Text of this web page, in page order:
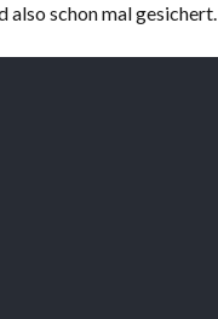
also schon mal gesichert.